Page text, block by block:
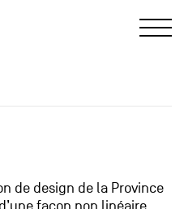
de design de la Province